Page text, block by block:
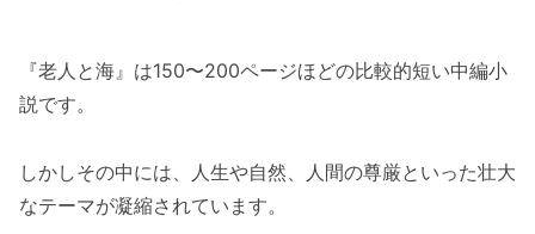
『老人と海』は150〜200ページほどの比較的短い中編小
説です。
しかしその中には、人生や自然、人間の尊厳といった壮大
なテーマが凝縮されています。